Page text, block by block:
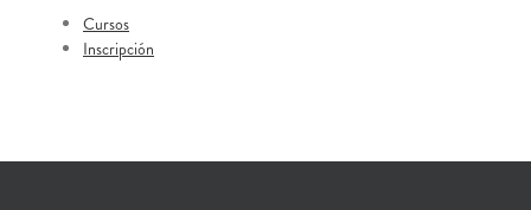
Cursos
Inscripción